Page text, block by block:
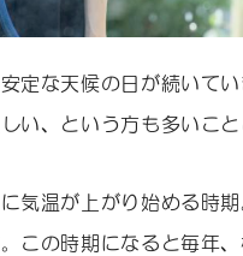
定な天候の日が続いて
い、という方も多いこと
気温が上がり始める時
この時期になると毎年